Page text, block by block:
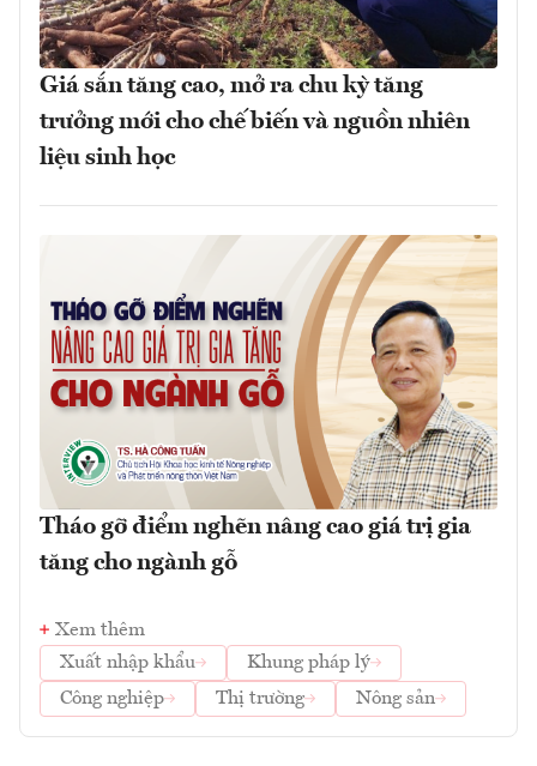
Giá sắn tăng cao, mở ra chu kỳ tăng
trưởng mới cho chế biến và nguồn nhiên
liệu sinh học
Tháo gỡ điểm nghẽn nâng cao giá trị gia
tăng cho ngành gỗ
Xem thêm
Xuất nhập khẩu
Khung pháp lý
Công nghiệp
Thị trường Nông sản